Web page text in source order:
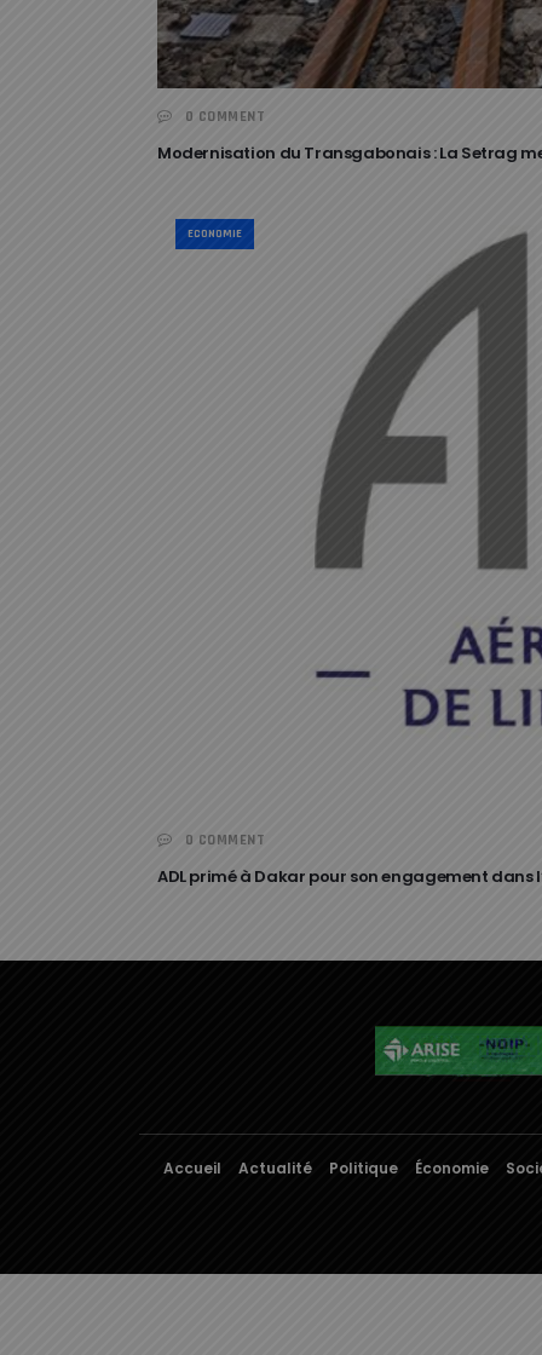
0 COMMENT
Modernisation du Transgabonais : La Setrag
ECONOMIE
0 COMMENT
ADL primé à Dakar pour son engagement
Accueil Actualité Politique Économie